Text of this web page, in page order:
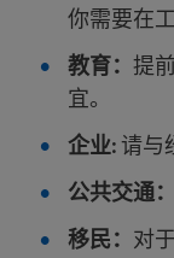
你需要在
教育： 提
宜。
企业:请与
公共交通：
移民： 对